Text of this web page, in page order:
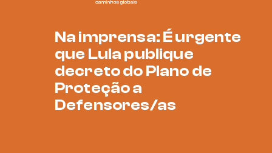
Na imprensa: É urgente
que Lula publique
decreto do Plano de
Proteção a
Defensores/as